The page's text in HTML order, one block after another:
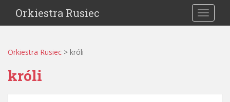
Orkiestra Rusiec
Orkiestra Rusiec > króli
króli